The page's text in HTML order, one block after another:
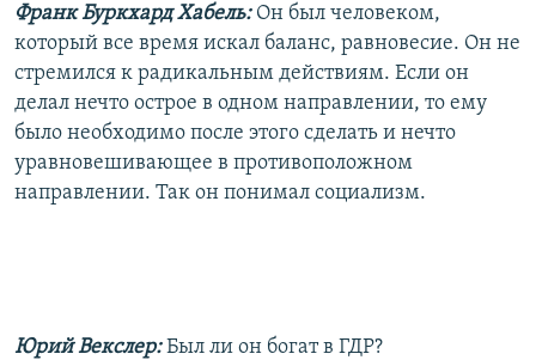
Франк Буркхард Хабель: Он был человеком,
который все время искал баланс, равновесие. Он не
стремился к радикальным действиям. Если он
делал нечто острое в одном направлении, то ему
было необходимо после этого сделать и нечто
уравновешивающее в противоположном
направлении. Так он понимал социализм.
Юрий Векслер: Был ли он богат в ГДР?